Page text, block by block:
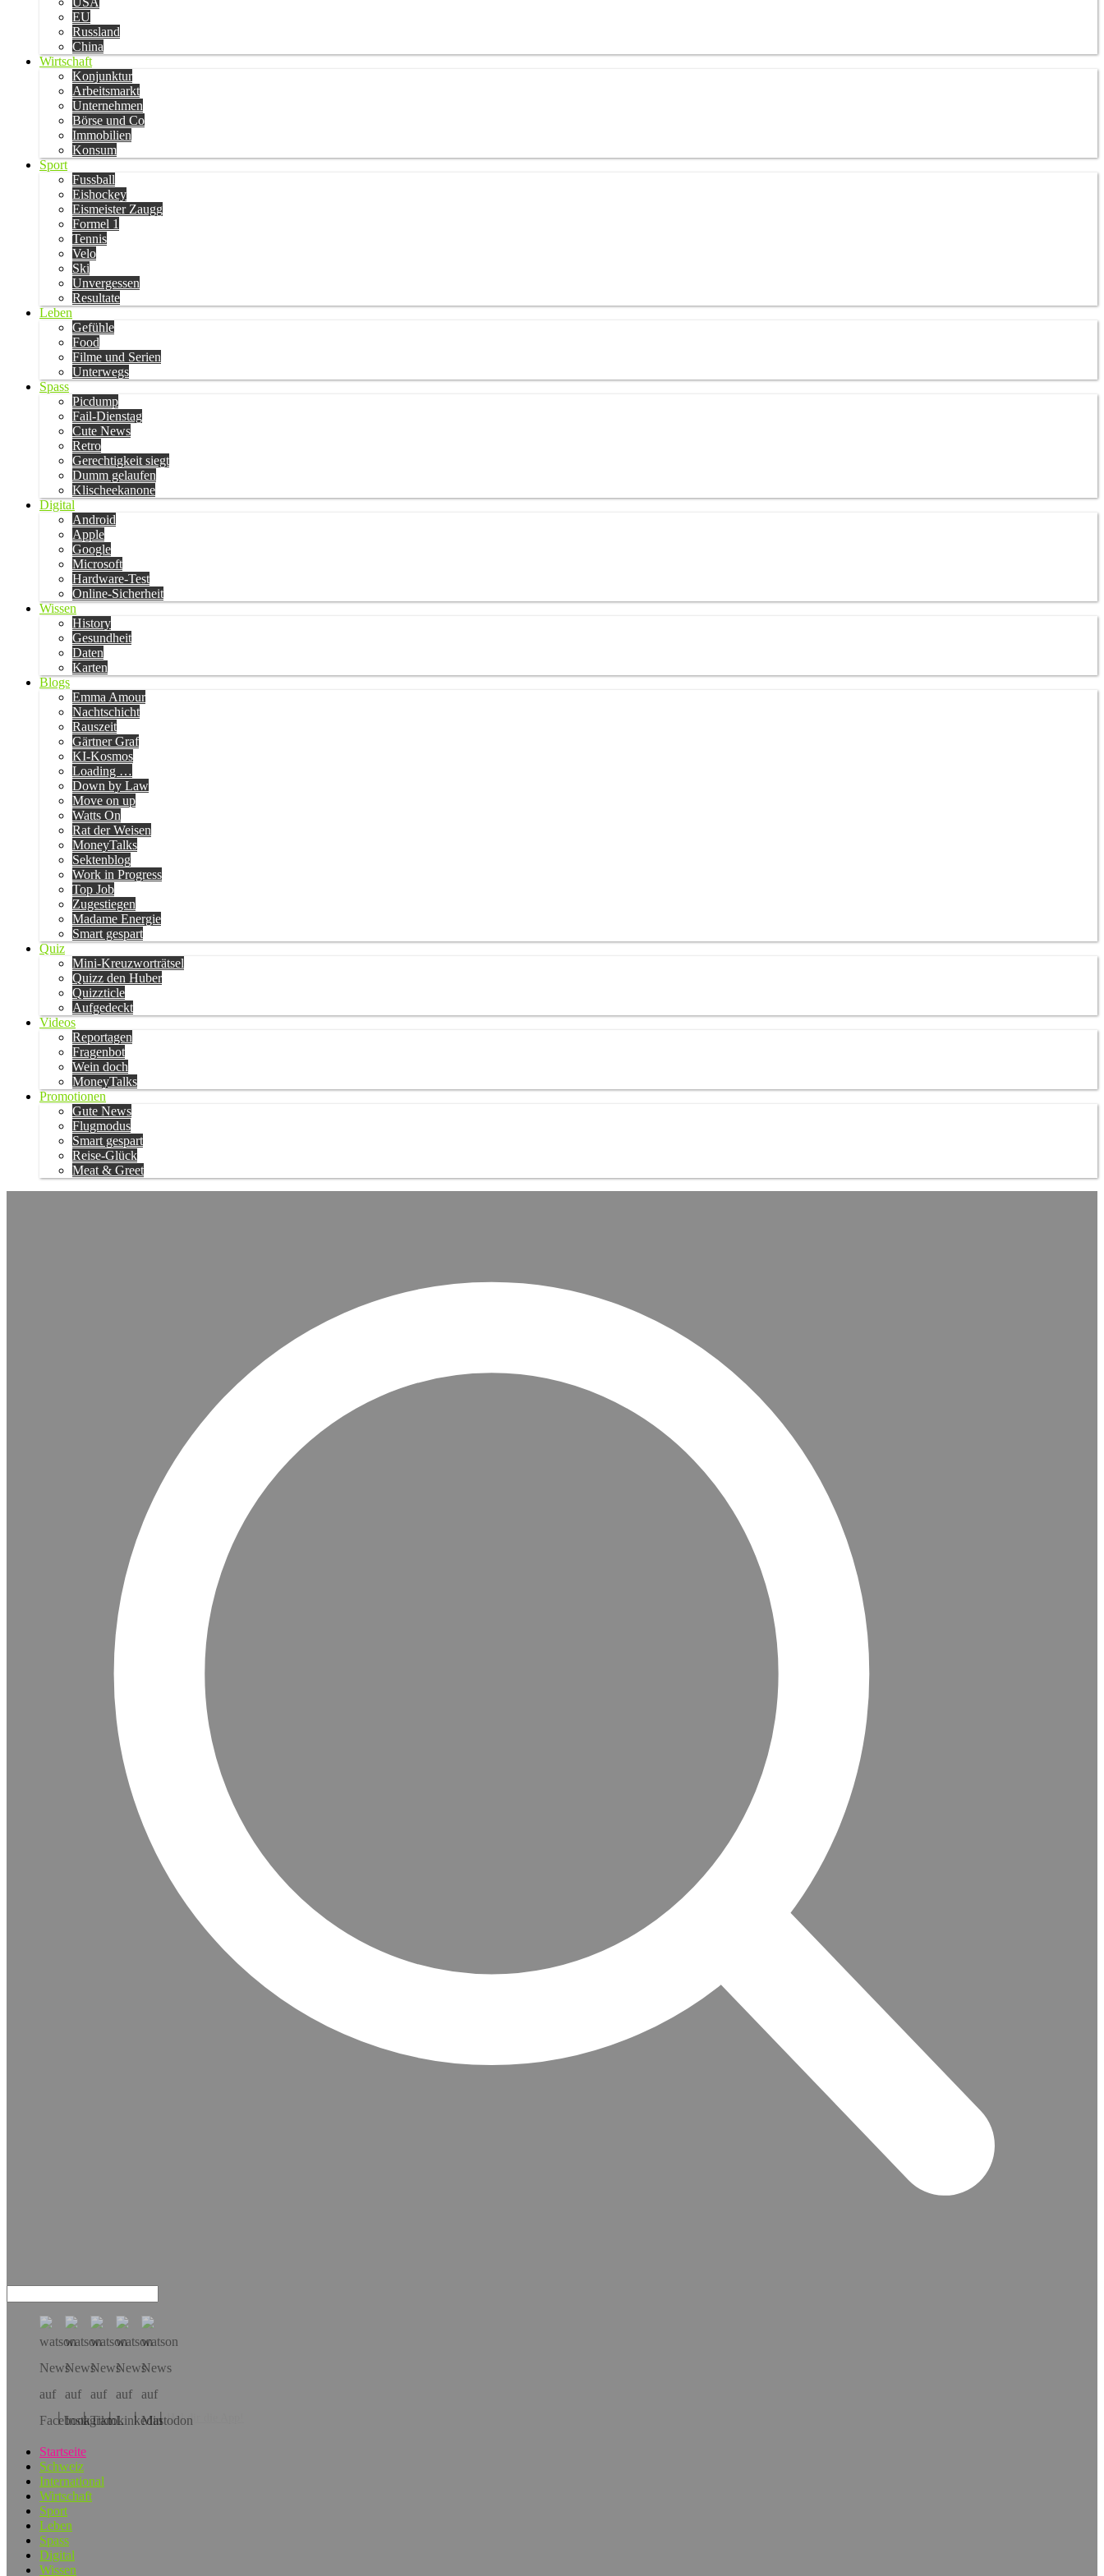
EU
Russland
China
Wirtschaft
Konjunktur
Arbeitsmarkt
Unternehmen
Börse und Co
Immobilien
Konsum
Sport
Fussball
Eishockey
Eismeister Zaugg
Formel 1
Tennis
Velo
Ski
Unvergessen
Resultate
Leben
Gefühle
Food
Filme und Serien
Unterwegs
Spass
Picdump
Fail-Dienstag
Cute News
Retro
Gerechtigkeit siegt
Dumm gelaufen
Klischeekanone
Digital
Android
Apple
Google
Microsoft
Hardware-Test
Online-Sicherheit
Wissen
History
Gesundheit
Daten
Karten
Blogs
Emma Amour
Nachtschicht
Rauszeit
Gärtner Graf
KI-Kosmos
Loading …
Down by Law
Move on up
Watts On
Rat der Weisen
MoneyTalks
Sektenblog
Work in Progress
Top Job
Zugestiegen
Madame Energie
Smart gespart
Quiz
Mini-Kreuzworträtsel
Quizz den Huber
Quizzticle
Aufgedeckt
Videos
Reportagen
Fragenbot
Wein doch
MoneyTalks
Promotionen
Gute News
Flugmodus
Smart gespart
Reise-Glück
Meat & Greet
Hol dir die App!
Startseite
Schweiz
International
Wirtschaft
Sport
Leben
Spass
Digital
Wissen